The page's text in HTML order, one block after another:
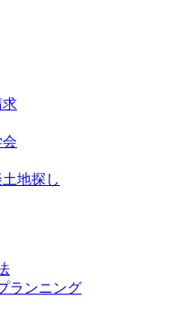
求
会
土地探し
ランニング